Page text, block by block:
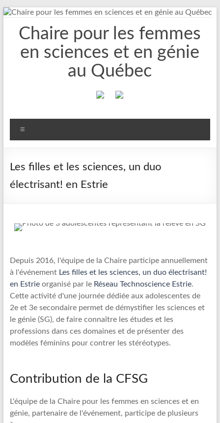
Aller
contenuChaire pour les femmes
en sciences et en génie
au Québec
Les filles et les sciences, un duo
électrisant! en Estrie
Depuis 2016, l'équipe de la Chaire participe annuellement
à l'événement Les filles et les sciences, un duo électrisant!
en Estrieorganisé par le Réseau Technoscience Estrie.
Cette activité d'une journée dédiée aux adolescentes de
2e et 3e secondaire permet de démystifier les sciences et
le génie (SG), de faire connaître les études et les
professions dans ces domaines et de présenter des
modèles féminins pour contrer les stéréotypes.
Contribution de la CFSG
L'équipe de la Chaire pour les femmes en sciences et en
génie, partenaire de l'événement, participe de plusieurs